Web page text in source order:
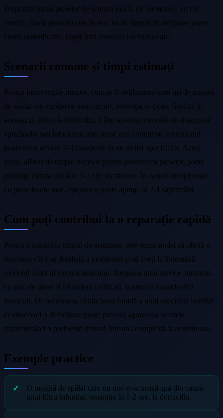
Disponibilitatea pieselor de schimb joacă, de asemenea, un rol
crucial. Dacă piesa nu este în stoc local, timpul de așteptare poate
crește semnificativ, implicând comenzi internaționale.
Scenarii comune și timpi estimați
Pentru intervențiile minore, cum ar fi deblocarea unei uși de mașină
de spălat sau curățarea unui circuit, reparația se poate finaliza în
aceeași zi, direct la domiciliu. Când aparatul necesită un diagnostic
aprofundat sau înlocuirea unei piese mai complexe, tehnicianul
poate avea nevoie să-l transporte la un atelier specializat. Acest
lucru, alături de timpul necesar pentru procurarea pieselor, poate
prelungi durata totală la 3-7 zile lucrătoare. În cazuri excepționale,
cu piese foarte rare, așteptarea poate ajunge la 2-4 săptămâni.
Cum poți contribui la o reparație rapidă
Pentru a minimiza timpul de așteptare, este recomandat să oferiți o
descriere cât mai detaliată a problemei și să aveți la îndemână
modelul exact al electrocasnicului. Alegerea unui service autorizat,
cu stoc de piese și tehnicieni calificați, scurtează considerabil
procesul. De asemenea, contactarea rapidă a unui specialist imediat
ce observați o defecțiune poate preveni agravarea acesteia,
transformând o problemă minoră într-una complexă și costisitoare.
Exemple practice
O mașină de spălat care nu mai evacuează apa din cauza
unui filtru înfundat: reparație în 1-2 ore, la domiciliu.